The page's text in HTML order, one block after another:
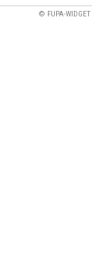
© FUPA-WIDGET